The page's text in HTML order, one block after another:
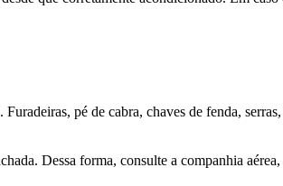
pé de cabra, chaves de fenda,
Dessa forma, consulte a companhia